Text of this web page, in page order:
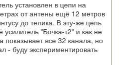
установлен в цепи на
от антены ещё 12 метров
до телика. В эту-же цепь
"Бочка-т2" и как не
показывает все 32 канала, но
- буду экспериментировать